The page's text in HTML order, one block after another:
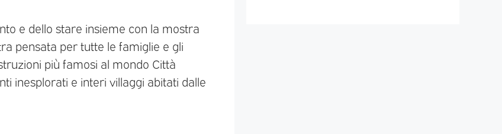
e dello stare insieme con la mostra
pensata per tutte le famiglie e gli
più famosi al mondo Città
inesplorati e interi villaggi abitati dalle